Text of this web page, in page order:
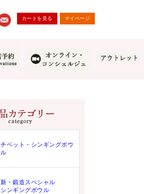
カートを見る マイページ
チベット・シンギングボウ
ル
新・鍛造スペシャル
シンギングボウル